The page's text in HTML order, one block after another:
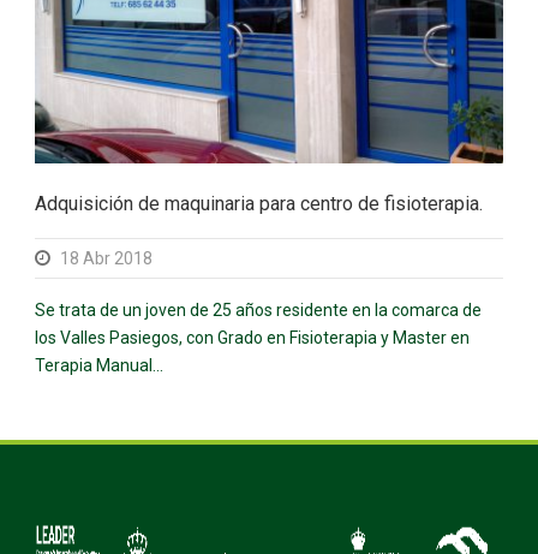
Adquisición de maquinaria para centro de fisioterapia.
18 Abr 2018
Se trata de un joven de 25 años residente en la comarca de
los Valles Pasiegos, con Grado en Fisioterapia y Master en
Terapia Manual...